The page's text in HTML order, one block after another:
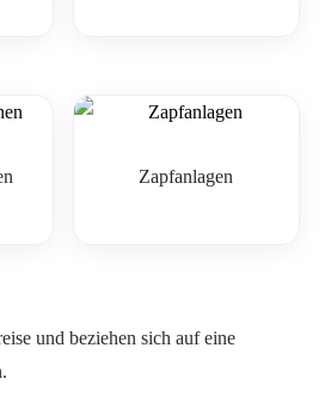
Zapfanlagen
und beziehen sich auf eine